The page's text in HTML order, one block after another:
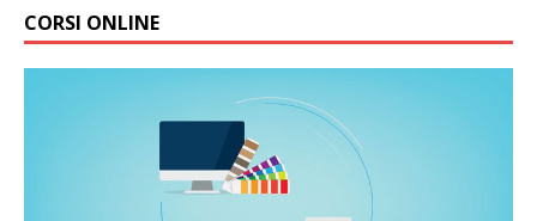
CORSI ONLINE